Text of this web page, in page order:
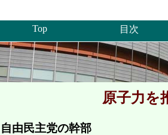
Top 目次
原子力を
自由民主党の幹部